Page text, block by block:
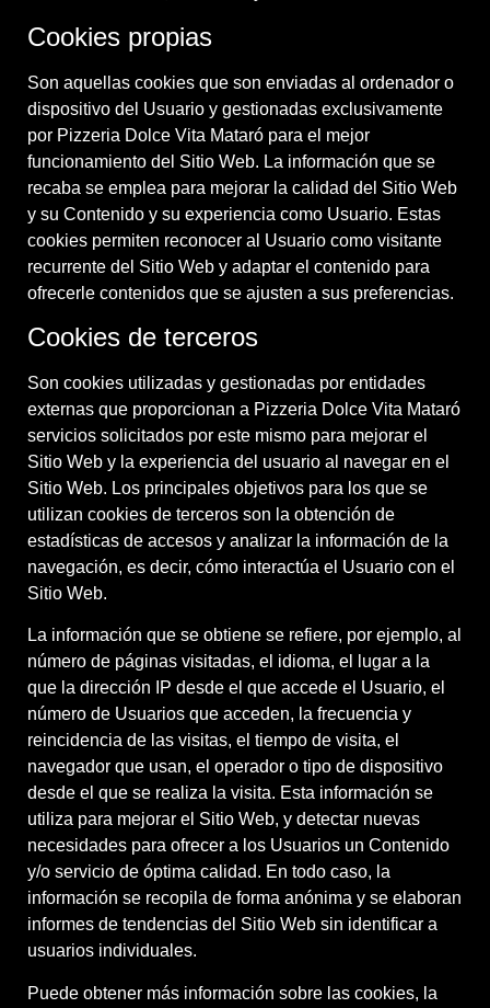
Cookies propias
Son aquellas cookies que son enviadas al ordenador o
dispositivo del Usuario y gestionadas exclusivamente
por Pizzeria Dolce Vita Mataró para el mejor
funcionamiento del Sitio Web. La información que se
recaba se emplea para mejorar la calidad del Sitio Web
y su Contenido y su experiencia como Usuario. Estas
cookies permiten reconocer al Usuario como visitante
recurrente del Sitio Web y adaptar el contenido para
ofrecerle contenidos que se ajusten a sus preferencias.
Cookies de terceros
Son cookies utilizadas y gestionadas por entidades
externas que proporcionan a Pizzeria Dolce Vita Mataró
servicios solicitados por este mismo para mejorar el
Sitio Web y la experiencia del usuario al navegar en el
Sitio Web. Los principales objetivos para los que se
utilizan cookies de terceros son la obtención de
estadísticas de accesos y analizar la información de la
navegación, es decir, cómo interactúa el Usuario con el
Sitio Web.
La información que se obtiene se refiere, por ejemplo, al
número de páginas visitadas, el idioma, el lugar a la
que la dirección IP desde el que accede el Usuario, el
número de Usuarios que acceden, la frecuencia y
reincidencia de las visitas, el tiempo de visita, el
navegador que usan, el operador o tipo de dispositivo
desde el que se realiza la visita. Esta información se
utiliza para mejorar el Sitio Web, y detectar nuevas
necesidades para ofrecer a los Usuarios un Contenido
y/o servicio de óptima calidad. En todo caso, la
información se recopila de forma anónima y se elaboran
informes de tendencias del Sitio Web sin identificar a
usuarios individuales.
Puede obtener más información sobre las cookies, la